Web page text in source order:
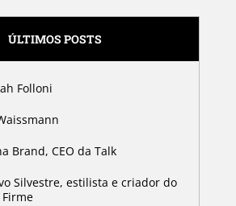
ÚLTIMOS POSTS
Folloni
Brand, CEO da Talk
Silvestre, estilista e criador do